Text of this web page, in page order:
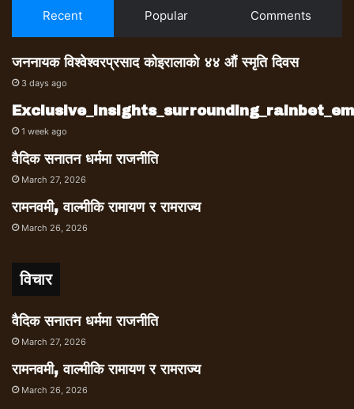
Recent Popular Comments
जननायक विश्वेश्वरप्रसाद कोइरालाको ४४ औं स्मृति दिवस
3 days ago
1 week ago
वैदिक सनातन धर्ममा राजनीति
March 27, 2026
रामनवमी, वाल्मीकि रामायण र रामराज्य
March 26, 2026
विचार
वैदिक सनातन धर्ममा राजनीति
March 27, 2026
रामनवमी, वाल्मीकि रामायण र रामराज्य
March 26, 2026